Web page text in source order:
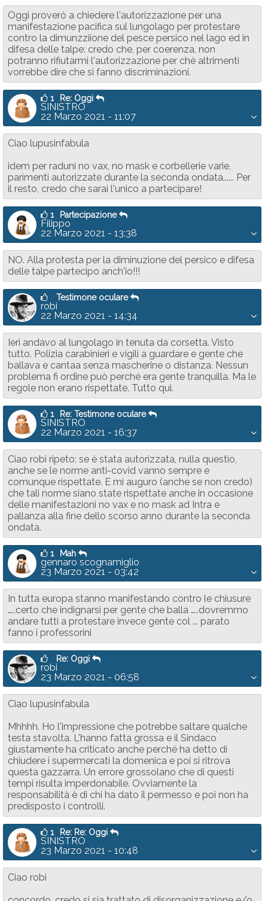
Oggi proverò a chiedere l'autorizzazione per una
manifestazione pacifica sul lungolago per protestare
contro la dimunzziione del pesce persico nel lago ed in
difesa delle talpe: credo che, per coerenza, non
potranno rifiutarmi l'autorizzazione per chè altrimenti
vorrebbe dire che si fanno discriminazioni.
1 Re: Oggi
SINISTRO
22 Marzo 2021 - 11:07
Ciao lupusinfabula
idem per raduni no vax, no mask e corbellerie varie,
parimenti autorizzate durante la seconda ondata...... Per
il resto, credo che sarai l'unico a partecipare!
1 Partecipazione
Filippo
22 Marzo 2021 - 13:38
NO. Alla protesta per la diminuzione del persico e difesa
delle talpe partecipo anch'io!!!
Testimone oculare
robi
22 Marzo 2021 - 14:34
Ieri andavo al lungolago in tenuta da corsetta. Visto
tutto. Polizia carabinieri e vigili a guardare e gente che
ballava e cantaa senza mascherine o distanza. Nessun
problema fi ordine può perché era gente tranquilla. Ma le
regole non erano rispettate. Tutto qui.
1 Re: Testimone oculare
SINISTRO
22 Marzo 2021 - 16:37
Ciao robi ripeto: se è stata autorizzata, nulla questio,
anche se le norme anti-covid vanno sempre e
comunque rispettate. E mi auguro (anche se non credo)
che tali norme siano state rispettate anche in occasione
delle manifestazioni no vax e no mask ad Intra e
pallanza alla fine dello scorso anno durante la seconda
ondata.
1 Mah
gennaro scognamiglio
23 Marzo 2021 - 03:42
In tutta europa stanno manifestando contro le chiusure
…..certo che indignarsi per gente che balla …..dovremmo
andare tutti a protestare invece gente col ... parato
fanno i professorini
Re: Oggi
robi
23 Marzo 2021 - 06:58
Ciao lupusinfabula
Mhhhh. Ho l'impressione che potrebbe saltare qualche
testa stavolta. L'hanno fatta grossa e il Sindaco
giustamente ha criticato anche perché ha detto di
chiudere i supermercati la domenica e poi si ritrova
questa gazzarra. Un errore grossolano che di questi
tempi risulta imperdonabile. Ovviamente la
responsabilità è di chi ha dato il permesso e poi non ha
predisposto i controlli.
1 Re: Re: Oggi
SINISTRO
23 Marzo 2021 - 10:48
Ciao robi